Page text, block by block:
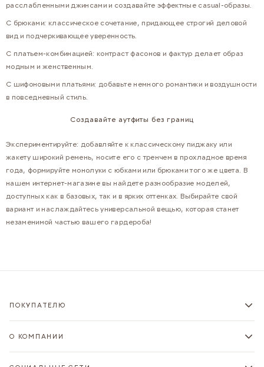
расслабленными джинсами и создавайте эффектные casual-образы.
С брюками: классическое сочетание, придающее строгий деловой
вид и подчеркивающее уверенность.
С платьем-комбинацией: контраст фасонов и фактур делает образ
модным и женственным.
С шифоновыми платьями: добавьте немного романтики и воздушности
в повседневный стиль.
Создавайте аутфиты без границ
Экспериментируйте: добавляйте к классическому пиджаку или
жакету широкий ремень, носите его с тренчем в прохладное время
года, формируйте монолуки с юбками или брюками того же цвета. В
нашем интернет-магазине вы найдете разнообразие моделей,
доступных как в базовых, так и в ярких оттенках. Выбирайте свой
вариант и наслаждайтесь универсальной вещью, которая станет
незаменимой частью вашего гардероба!
ПОКУПАТЕЛЮ
О КОМПАНИИ